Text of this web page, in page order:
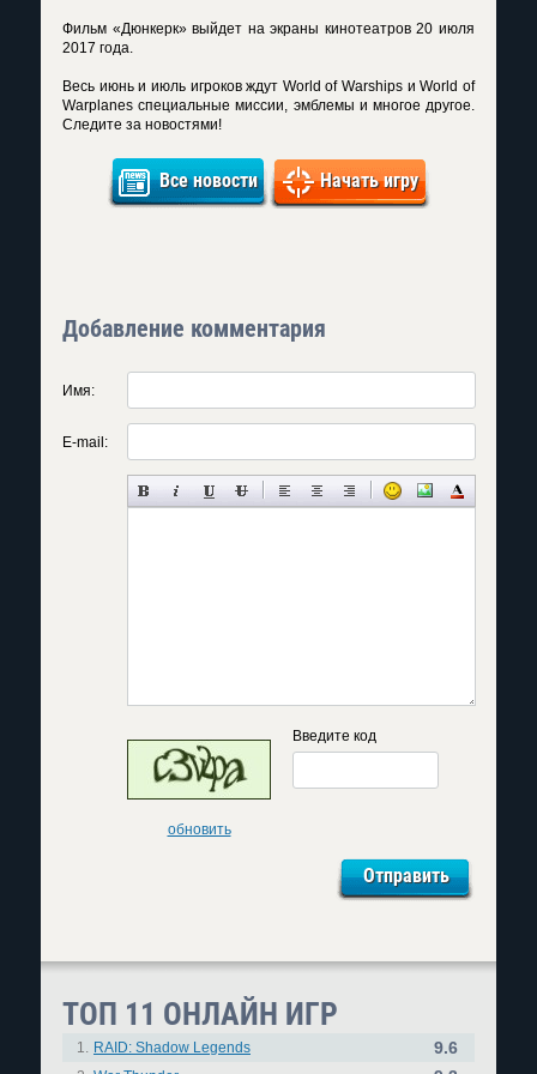
Фильм «Дюнкерк» выйдет на экраны кинотеатров 20 июля
2017 года.
Весь июнь и июль игроков ждут World of Warships и World of
Warplanes специальные миссии, эмблемы и многое другое.
Следите за новостями!
Все новости Начать игру
Добавление комментария
Имя:
E-mail:
обновить
Введите код
ТОП 11 ОНЛАЙН ИГР
1. RAID: Shadow Legends 9.6